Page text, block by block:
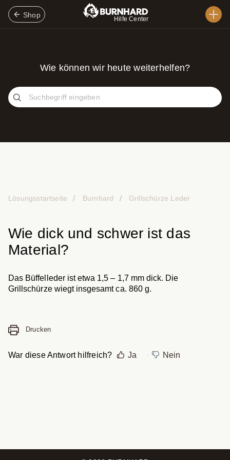
Shop
Hilfe Center
Wie können wir heute weiterhelfen?
Lösungsstartseite Burnhard Grillschürze Leder
Wie dick und schwer ist das
Material?
Das Büffelleder ist etwa 1,5 – 1,7 mm dick. Die
Grillschürze wiegt insgesamt ca. 860 g.
War diese Antwort hilfreich? Ja Nein
Drucken